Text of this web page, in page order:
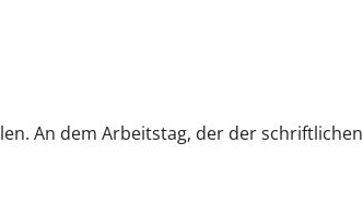
An dem Arbeitstag, der der schriftlichen